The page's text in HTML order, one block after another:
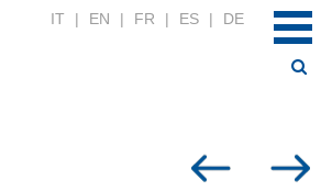
IT | EN | FR | ES | DE